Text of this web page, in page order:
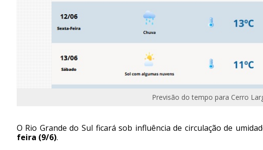
Previsão do tempo para Cerro
O Rio Grande do Sul ficará sob influência de circulação de
feira (9/6).